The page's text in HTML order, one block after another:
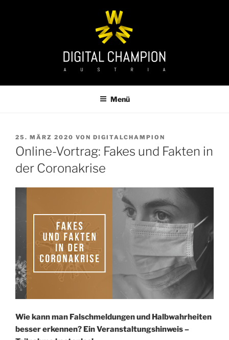
Menü
VERÖFFENTLICHT
AM
25. MÄRZ 2020 VON DIGITALCHAMPION
Online-Vortrag: Fakes und Fakten in
der Coronakrise
Wie kann man Falschmeldungen und Halbwahrheiten
besser erkennen? Ein Veranstaltungshinweis –